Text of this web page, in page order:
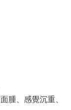
腫、感覺沉重、